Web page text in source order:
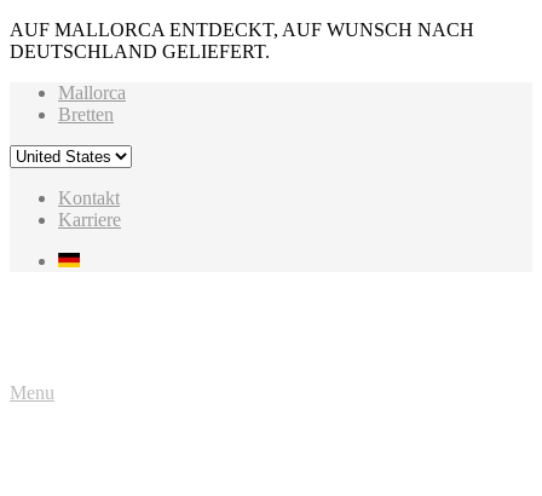
AUF MALLORCA ENTDECKT, AUF WUNSCH NACH
DEUTSCHLAND GELIEFERT.
Mallorca
Bretten
Kontakt
Karriere
Menu